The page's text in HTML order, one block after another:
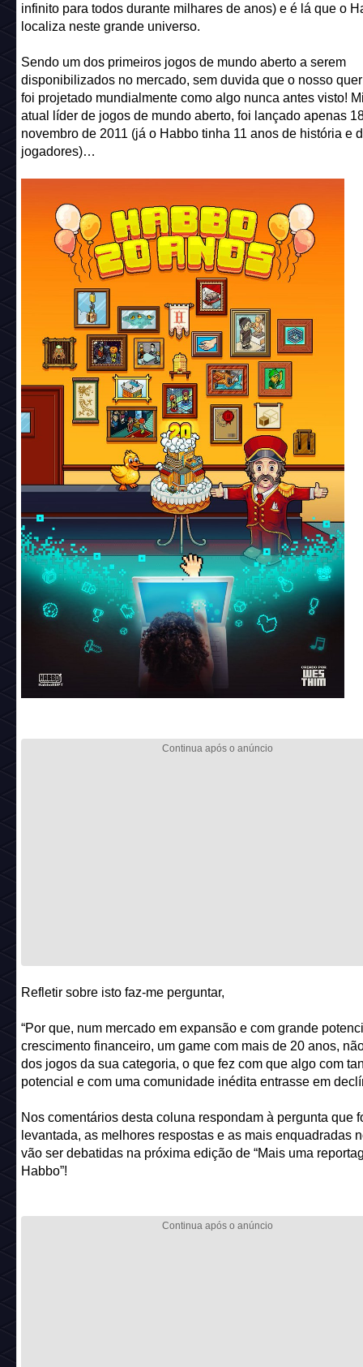
infinito para todos durante milhares de anos) e é lá que o
localiza neste grande universo.
Sendo um dos primeiros jogos de mundo aberto a serem
disponibilizados no mercado, sem duvida que o nosso
foi projetado mundialmente como algo nunca antes visto!
atual líder de jogos de mundo aberto, foi lançado apenas
novembro de 2011 (já o Habbo tinha 11 anos de história e
jogadores)…
Refletir sobre isto faz-me perguntar,
“Por que, num mercado em expansão e com grande
crescimento financeiro, um game com mais de 20 anos,
dos jogos da sua categoria, o que fez com que algo com
potencial e com uma comunidade inédita entrasse em
Nos comentários desta coluna respondam à pergunta que
levantada, as melhores respostas e as mais enquadradas
vão ser debatidas na próxima edição de “Mais uma
Habbo”!